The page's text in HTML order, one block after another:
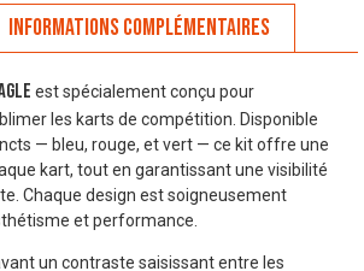
Informations complémentaires
est spécialement conçu pour
les karts de compétition. Disponible
— bleu, rouge, et vert — ce kit offre une
kart, tout en garantissant une visibilité
Chaque design est soigneusement
et performance.
un contraste saisissant entre les